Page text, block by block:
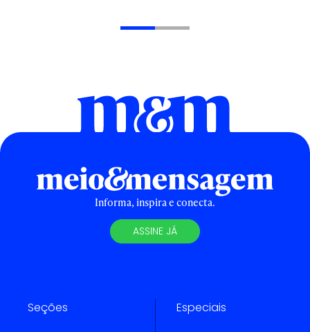
Informa, inspira e conecta.
ASSINE JÁ
Seções Especiais